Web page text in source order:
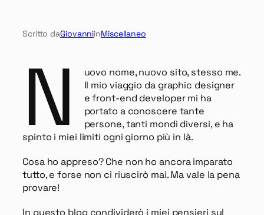
Scritto daGiovanniinMiscellaneo
N
uovo nome, nuovo sito, stesso me.
Il mio viaggio da graphic designer
e front-end developer mi ha
portato a conoscere tante
persone, tanti mondi diversi, e ha
spinto i miei limiti ogni giorno più in là.
Cosa ho appreso? Che non ho ancora imparato
tutto, e forse non ci riuscirò mai. Ma vale la pena
provare!
In questo blog condividerò i miei pensieri sul